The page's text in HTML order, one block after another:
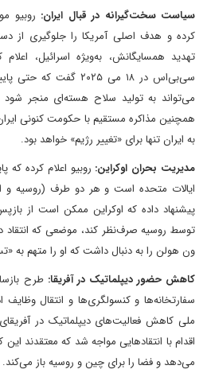
سیاست سخت‌گیرانه در قبال ایران: روبیو
کرده و هدف اصلی آمریکا را جلوگیری از
تهدید همسایگانش، به‌ویژه اسرائیل،
سی‌بی‌اس در ۱۸ می ۲۰۲۵
می‌تواند به تولید سلاح هسته‌ای منجر شود و
همچنین مذاکره مستقیم با حکومت کنونی
به ایران تنها برای «تغییر رژیم» خواهد بود.
مدیریت بحران اوکراین: روبیو اعلام کرده
ایالات متحده است و هر دو طرف (روسیه و
پیشنهاد داده که اوکراین ممکن است از
توسط روسیه صرف‌نظر کند، موضعی که انتقاد
ون هولن را به دنبال داشت که او را متهم به
کاهش حضور دیپلماتیک در آفریقا: طرح
سفارتخانه‌ها و کنسولگری‌ها و انتقال وظایف
ملی کاهش فعالیت‌های دیپلماتیک در
اقدام با انتقادهایی مواجه شد که معتقدند این
می‌دهد و فضا را برای چین و روسیه باز می‌کند.